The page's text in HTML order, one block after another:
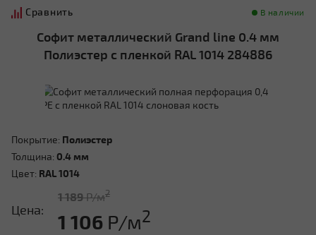
Сравнить В наличии
Софит металлический Grand line 0.4 мм
Полиэстер с пленкой RAL 1014 284886
Покрытие: Полиэстер
Толщина: 0.4 мм
Цвет: RAL 1014
Цена:
1 189Р/м2
1 106 Р/м2